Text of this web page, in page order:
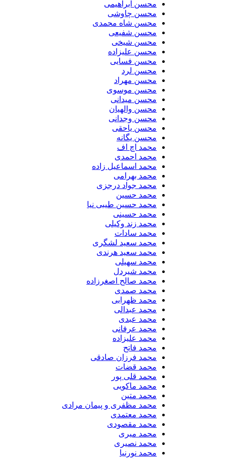
محسن ابراهیمی
محسن چاوشی
محسن شاه محمدی
محسن شفیعی
محسن شیخی
محسن علیزاده
محسن فسایی
محسن لرد
محسن مهراد
محسن موسوی
محسن میدانی
محسن والهیان
محسن وجدانی
محسن یاحقی
محسن یگانه
محمد اچ اف
محمد احمدی
محمد اسماعیل زاده
محمد بهرامی
محمد جواد درجزی
محمد حسین
محمد حسین طیبی نیا
محمد حسینی
محمد زند وکیلی
محمد سادات
محمد سعید لشگری
محمد سعید هرندی
محمد سهیلی
​محمد شیردل
محمد صالح اصغرزاده
محمد صمدی
محمد ظهرابی
محمد عبدالی
محمد عبدی
محمد عرفانی
محمد علیزاده
محمد فاتح
محمد فرزان صادقی
محمد قضات
محمد قلی پور
محمد ماکویی
محمد متین
محمد مظفری و پیمان مرادی
محمد معتمدی
محمد مقصودی
محمد میری
محمد نصیری
محمد نورنیا